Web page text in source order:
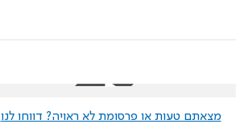
מצאתם טעות או פרסומת לא ראויה? דווחו לנו